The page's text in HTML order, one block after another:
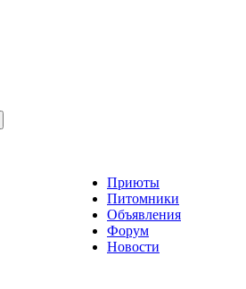
Приюты
Питомники
Объявления
Форум
Новости